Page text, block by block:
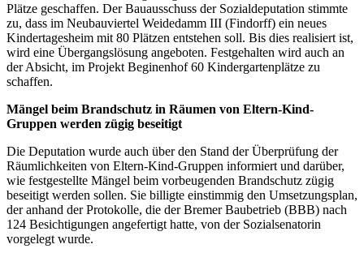
Plätze geschaffen. Der Bauausschuss der Sozialdeputation stimmte
zu, dass im Neubauviertel Weidedamm III (Findorff) ein neues
Kindertagesheim mit 80 Plätzen entstehen soll. Bis dies realisiert ist,
wird eine Übergangslösung angeboten. Festgehalten wird auch an
der Absicht, im Projekt Beginenhof 60 Kindergartenplätze zu
schaffen.
Mängel beim Brandschutz in Räumen von Eltern-Kind-
Gruppen werden zügig beseitigt
Die Deputation wurde auch über den Stand der Überprüfung der
Räumlichkeiten von Eltern-Kind-Gruppen informiert und darüber,
wie festgestellte Mängel beim vorbeugenden Brandschutz zügig
beseitigt werden sollen. Sie billigte einstimmig den Umsetzungsplan,
der anhand der Protokolle, die der Bremer Baubetrieb (BBB) nach
124 Besichtigungen angefertigt hatte, von der Sozialsenatorin
vorgelegt wurde.